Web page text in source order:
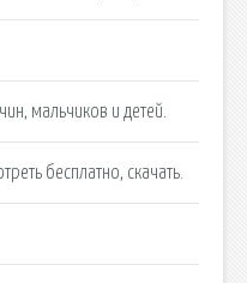
мальчиков и детей.
бесплатно, скачать.